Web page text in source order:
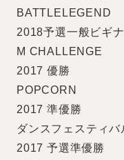
BATTLELEGEND
2018予選一般ビギ
M CHALLENGE
2017 優勝
POPCORN
2017 準優勝
ダンスフェスティ
2017 予選準優勝